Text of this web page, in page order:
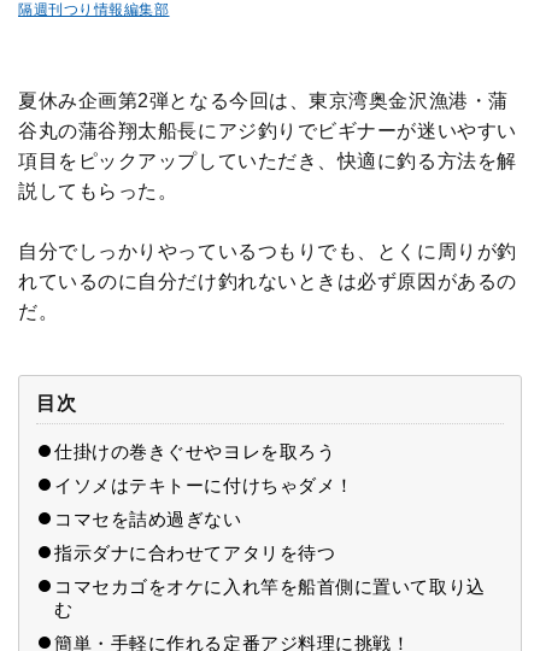
隔週刊つり情報編集部
夏休み企画第2弾となる今回は、東京湾奥金沢漁港・蒲
谷丸の蒲谷翔太船長にアジ釣りでビギナーが迷いやすい
項目をピックアップしていただき、快適に釣る方法を解
説してもらった。
自分でしっかりやっているつもりでも、とくに周りが釣
れているのに自分だけ釣れないときは必ず原因があるの
だ。
目次
仕掛けの巻きぐせやヨレを取ろう
イソメはテキトーに付けちゃダメ！
コマセを詰め過ぎない
指示ダナに合わせてアタリを待つ
コマセカゴをオケに入れ竿を船首側に置いて取り込
む
簡単・手軽に作れる定番アジ料理に挑戦！